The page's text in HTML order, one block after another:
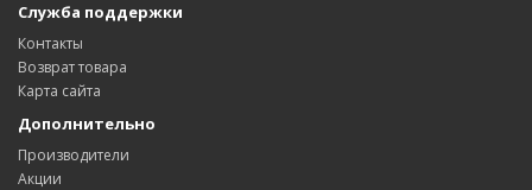
Служба поддержки
Контакты
Возврат товара
Карта сайта
Дополнительно
Производители
Акции